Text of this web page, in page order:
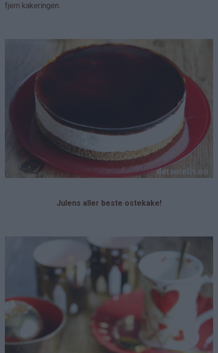
fjern kakeringen.
Julens aller beste ostekake!